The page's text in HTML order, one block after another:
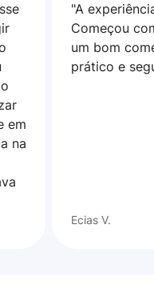
em
na
"A
Começou
um bom
prático e
Ecias V.